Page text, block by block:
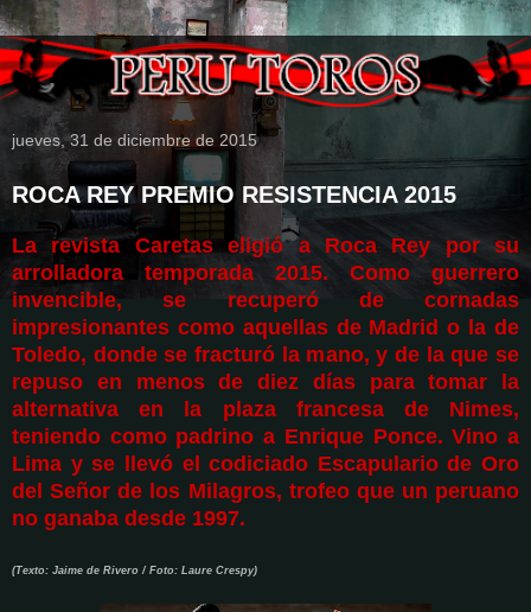
jueves, 31 de diciembre de 2015
ROCA REY PREMIO RESISTENCIA 2015
La revista Caretas eligió a Roca Rey por su
arrolladora temporada 2015. Como guerrero
invencible, se recuperó de cornadas
impresionantes como aquellas de Madrid o la de
Toledo, donde se fracturó la mano, y de la que se
repuso en menos de diez días para tomar la
alternativa en la plaza francesa de Nimes,
teniendo como padrino a Enrique Ponce. Vino a
Lima y se llevó el codiciado Escapulario de Oro
del Señor de los Milagros, trofeo que un peruano
no ganaba desde 1997.
(Texto: Jaime de Rivero / Foto: Laure Crespy)